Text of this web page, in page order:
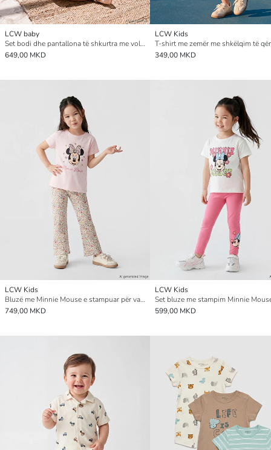
LCW baby
Set bodi dhe pantallona të shkurtra me volanë museline për foshnja vajza
649,00 MKD
LCW Kids
349,00 MKD
LCW Kids
Bluzë me Minnie Mouse e stampuar për vajza dhe geta
749,00 MKD
LCW Kids
599,00 MKD